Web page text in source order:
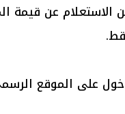
عن قيمة
على الموقع